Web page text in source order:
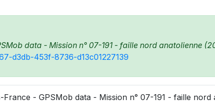
data - Mission n° 07-191 - faille nord anatolienne
d3db-453f-8736-d13c01227139
France - GPSMob data - Mission n° 07-191 - faille